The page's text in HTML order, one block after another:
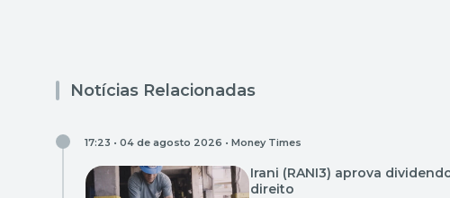
Notícias Relacionadas
17:23 • 04 de agosto 2026 • Money Times
Irani (RANI3) aprova
direito